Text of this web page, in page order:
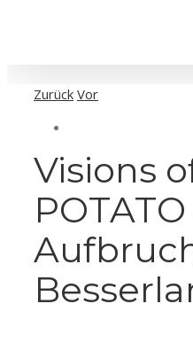
Zurück Vor
Visions
POTATO